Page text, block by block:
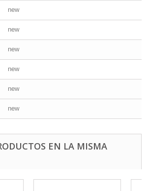
new
new
new
new
new
new
EN LA MISMA